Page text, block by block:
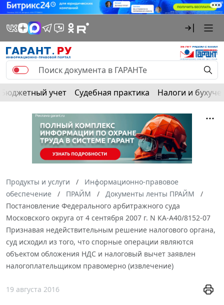
Бюджетный учет Судебная практика Налоги и
Продукты и услуги
Информационно-правовое
обеспечение
ПРАЙМ
Документы ленты ПРАЙМ
Постановление Федерального арбитражного суда
Московского округа от 4 сентября 2007 г. N КА-А40/8152-07
Признавая недействительным решение налогового органа,
суд исходил из того, что спорные операции являются
объектом обложения НДС и налоговый вычет заявлен
налогоплательщиком правомерно (извлечение)
19 августа 2016